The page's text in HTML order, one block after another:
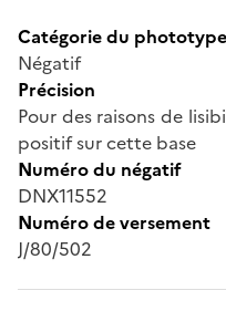
Catégorie du phototype
Négatif
Précision
Pour des raisons de
positif sur cette base
Numéro du négatif
DNX11552
Numéro de versement
J/80/502